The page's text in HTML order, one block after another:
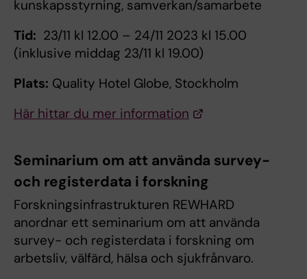
kunskapsstyrning, samverkan/samarbete
Tid: 23/11 kl 12.00 – 24/11 2023 kl 15.00
(inklusive middag 23/11 kl 19.00)
Plats: Quality Hotel Globe, Stockholm
Här hittar du mer information
Seminarium om att använda survey-
och registerdata i forskning
Forskningsinfrastrukturen REWHARD
anordnar ett seminarium om att använda
survey- och registerdata i forskning om
arbetsliv, välfärd, hälsa och sjukfrånvaro.